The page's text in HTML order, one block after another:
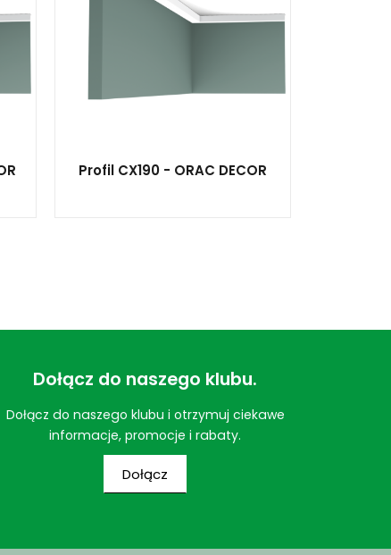
Profil CX190 - ORAC DECOR
Dołącz do naszego klubu.
Dołącz do naszego klubu i otrzymuj ciekawe
informacje, promocje i rabaty.
Dołącz